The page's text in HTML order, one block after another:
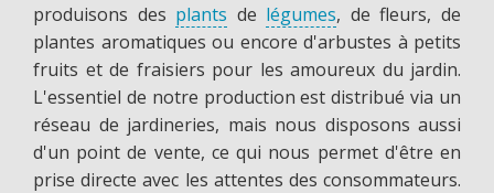
produisons des plants de légumes, de fleurs, de
plantes aromatiques ou encore d'arbustes à petits
fruits et de fraisiers pour les amoureux du jardin.
L'essentiel de notre production est distribué via un
réseau de jardineries, mais nous disposons aussi
d'un point de vente, ce qui nous permet d'être en
prise directe avec les attentes des consommateurs.